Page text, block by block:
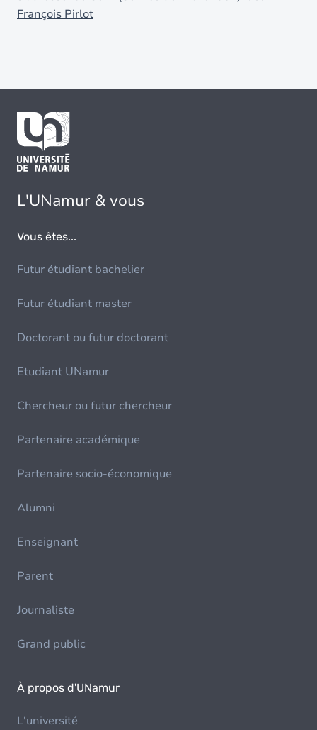
François Pirlot
L'UNamur & vous
Vous êtes...
Futur étudiant bachelier
Futur étudiant master
Doctorant ou futur doctorant
Etudiant UNamur
Chercheur ou futur chercheur
Partenaire académique
Partenaire socio-économique
Alumni
Enseignant
Parent
Journaliste
Grand public
À propos d'UNamur
L'université